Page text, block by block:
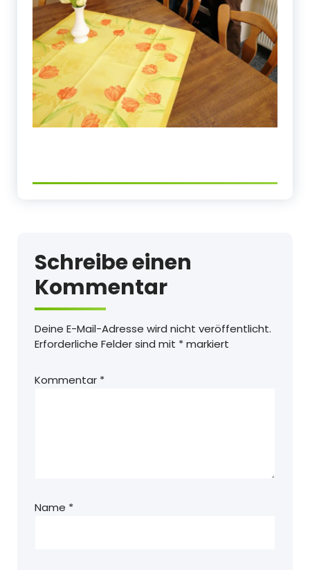
Schreibe einen
Kommentar
Deine E-Mail-Adresse wird nicht veröffentlicht.
Erforderliche Felder sind mit *markiert
Kommentar *
Name *